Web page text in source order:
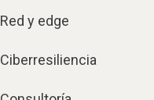
Red y edge
Ciberresiliencia